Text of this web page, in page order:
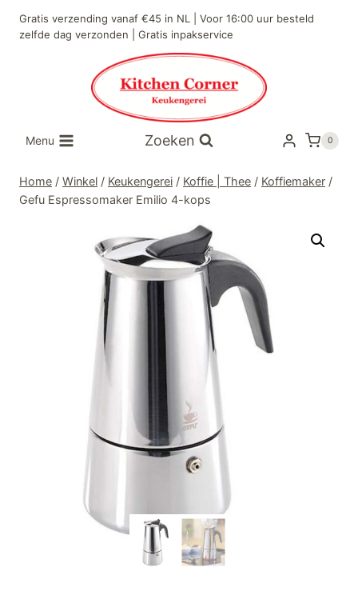
naar
Gratis verzending vanaf €45 in NL | Voor 16:00 uur besteld
zelfde dag verzonden | Gratis inpakservice
Menu Zoeken 0
Home / Winkel / Keukengerei / Koffie | Thee / Koffiemaker /
Gefu Espressomaker Emilio 4-kops